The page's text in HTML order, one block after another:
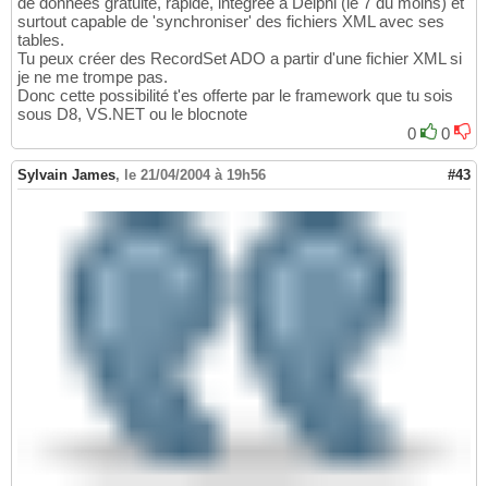
surtout capable de 'synchroniser' des fichiers XML avec ses
tables.
Tu peux créer des RecordSet ADO a partir d'une fichier XML si
je ne me trompe pas.
Donc cette possibilité t'es offerte par le framework que tu sois
sous D8, VS.NET ou le blocnote
0
0
Sylvain James, le 21/04/2004 à 19h56 #43